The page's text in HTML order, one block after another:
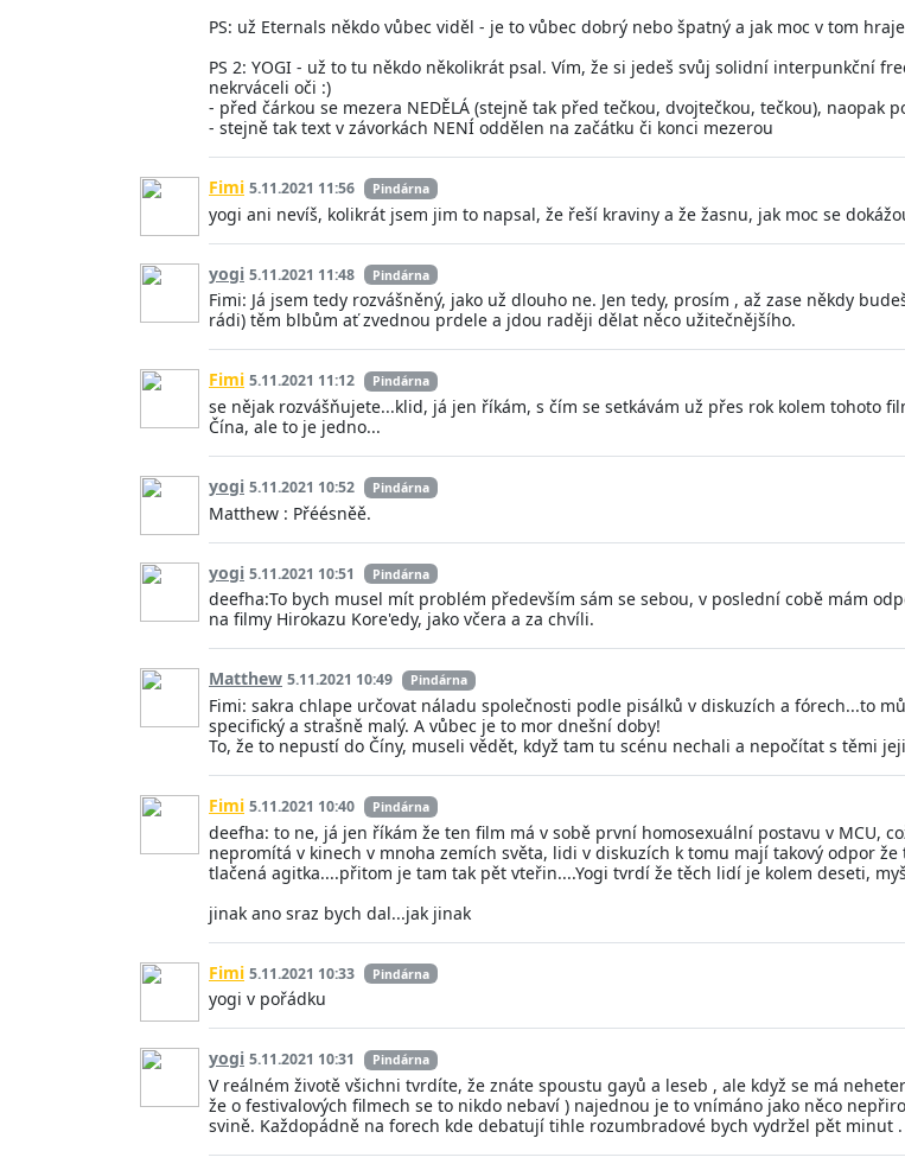
PS: už Eternals někdo vůbec viděl - je to vůbec dobrý nebo špatný a jak moc v tom
PS 2: YOGI - už to tu někdo několikrát psal. Vím, že si jedeš svůj solidní interpunkční
nekrváceli oči :)
- před čárkou se mezera NEDĚLÁ (stejně tak před tečkou, dvojtečkou, tečkou), naopak
- stejně tak text v závorkách NENÍ oddělen na začátku či konci mezerou
Fimi 5.11.2021 11:56 Pindárna
yogi ani nevíš, kolikrát jsem jim to napsal, že řeší kraviny a že žasnu, jak moc se
yogi 5.11.2021 11:48 Pindárna
Fimi: Já jsem tedy rozvášněný, jako už dlouho ne. Jen tedy, prosím , až zase někdy
rádi) těm blbům ať zvednou prdele a jdou raději dělat něco užitečnějšího.
Fimi 5.11.2021 11:12 Pindárna
se nějak rozvášňujete...klid, já jen říkám, s čím se setkávám už přes rok kolem tohoto
Čína, ale to je jedno...
yogi 5.11.2021 10:52 Pindárna
Matthew : Přéésněě.
yogi 5.11.2021 10:51 Pindárna
deefha:To bych musel mít problém především sám se sebou, v poslední cobě mám
na filmy Hirokazu Kore'edy, jako včera a za chvíli.
Matthew 5.11.2021 10:49 Pindárna
Fimi: sakra chlape určovat náladu společnosti podle pisálků v diskuzích a fórech...to
specifický a strašně malý. A vůbec je to mor dnešní doby!
To, že to nepustí do Číny, museli vědět, když tam tu scénu nechali a nepočítat s těmi
Fimi 5.11.2021 10:40 Pindárna
deefha: to ne, já jen říkám že ten film má v sobě první homosexuální postavu v MCU,
nepromítá v kinech v mnoha zemích světa, lidi v diskuzích k tomu mají takový odpor
tlačená agitka....přitom je tam tak pět vteřin....Yogi tvrdí že těch lidí je kolem deseti,
jinak ano sraz bych dal...jak jinak
Fimi 5.11.2021 10:33 Pindárna
yogi v pořádku
yogi 5.11.2021 10:31 Pindárna
V reálném životě všichni tvrdíte, že znáte spoustu gayů a leseb , ale když se má
že o festivalových filmech se to nikdo nebaví ) najednou je to vnímáno jako něco
svině. Každopádně na forech kde debatují tihle rozumbradové bych vydržel pět minut .